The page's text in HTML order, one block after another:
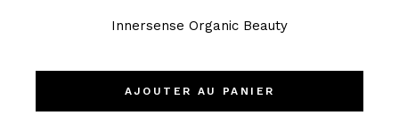
Innersense Organic Beauty
AJOUTER AU PANIER